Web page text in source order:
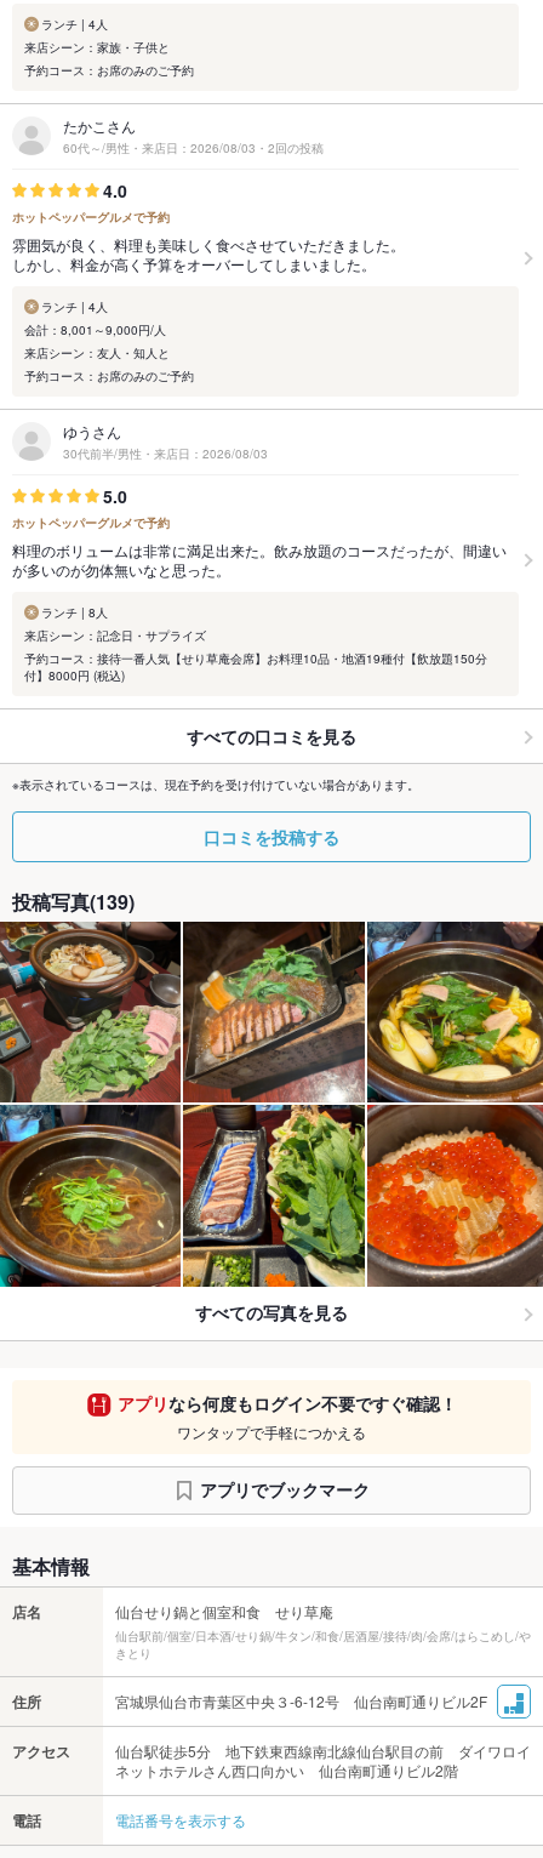
ランチ | 4人
来店シーン：家族・子供と
予約コース：お席のみのご予約
たかこさん
60代～/男性・来店日：2026/08/03・2回の投稿
4.0
ホットペッパーグルメで予約
雰囲気が良く、料理も美味しく食べさせていただきました。
しかし、料金が高く予算をオーバーしてしまいました。
ランチ | 4人
会計：8,001～9,000円/人
来店シーン：友人・知人と
予約コース：お席のみのご予約
ゆうさん
30代前半/男性・来店日：2026/08/03
5.0
ホットペッパーグルメで予約
料理のボリュームは非常に満足出来た。飲み放題のコースだったが、間違い
が多いのが勿体無いなと思った。
ランチ | 8人
来店シーン：記念日・サプライズ
予約コース：接待一番人気【せり草庵会席】お料理10品・地酒19種付【飲放題150分
付】8000円 (税込)
すべての口コミを見る
※表示されているコースは、現在予約を受け付けていない場合があります。
口コミを投稿する
投稿写真(139)
すべての写真を見る
アプリなら何度もログイン不要ですぐ確認！
ワンタップで手軽につかえる
アプリでブックマーク
基本情報
店名 仙台せり鍋と個室和食 せり草庵
仙台駅前/個室/日本酒/せり鍋/牛タン/和食/居酒屋/接待/肉/会席/はらこめし/や
きとり
住所 宮城県仙台市青葉区中央３-6-12号 仙台南町通りビル2F
アクセス
仙台駅徒歩5分 地下鉄東西線南北線仙台駅目の前 ダイワロイ
ネットホテルさん西口向かい 仙台南町通りビル2階
電話 電話番号を表示する